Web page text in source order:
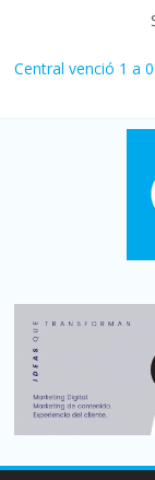
Central venció 1 a
La morosidad
afecta a 400 mil
Desde que
denuncia crisis
Vacaciones de
turístico: 4,6
Fuerte caída de la